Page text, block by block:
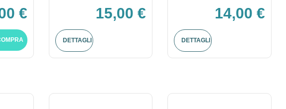
€ 15,00 €
DETTAGLI
14,00 €
DETTAGLI